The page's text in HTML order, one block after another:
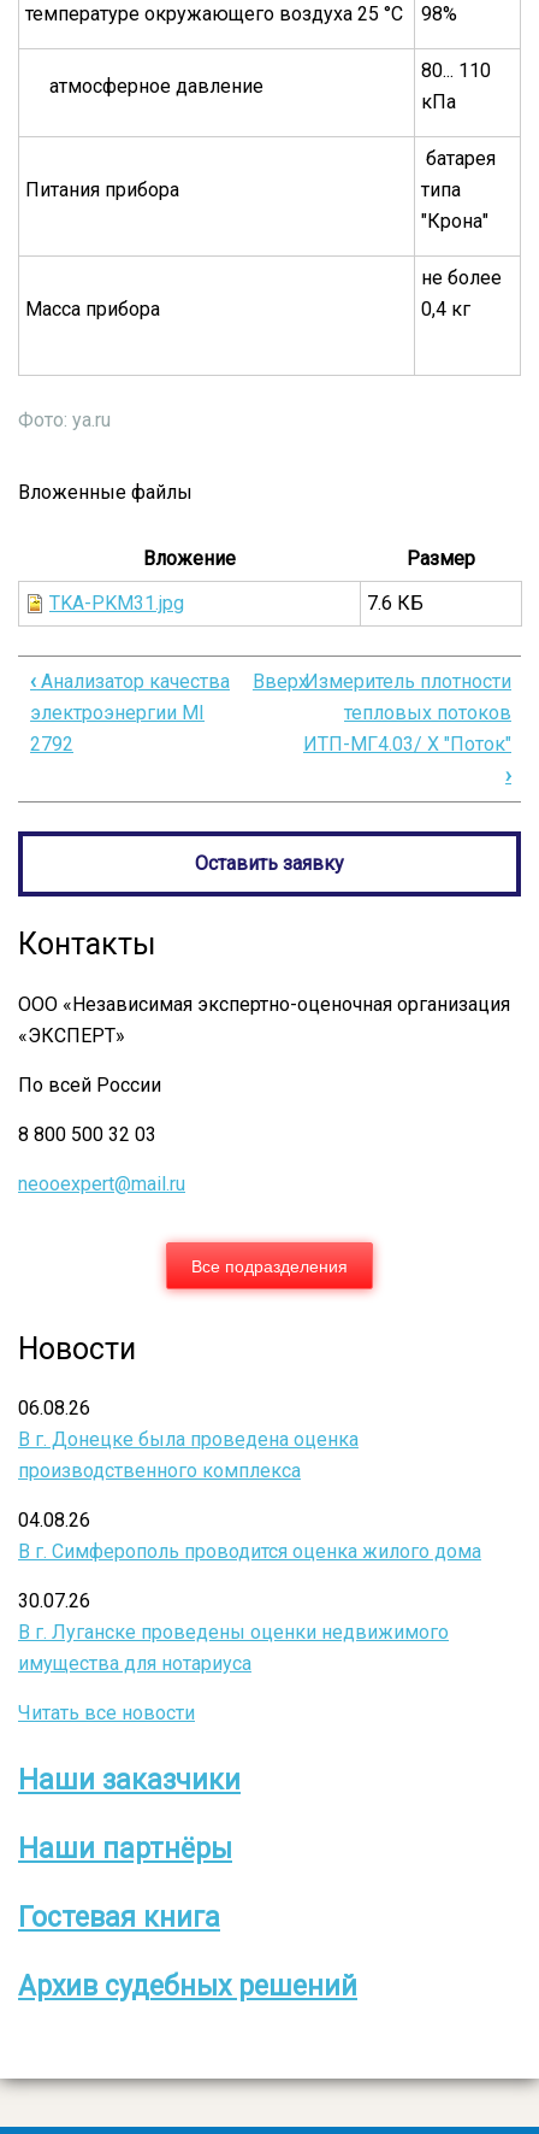
температуре окружающего воздуха 25 °С
98%
атмосферное давление
80... 110
кПа
Питания прибора
батарея
типа
"Крона"
Масса прибора
не более
0,4 кг
Фото: ya.ru
Вложенные файлы
Вложение
Размер
TKA-PKM31.jpg
7.6 КБ
Перекрёстные
ссылки
для
ТКА-
ПКМ(31)
‹ Анализатор качества
электроэнергии MI
2792
ВверхИзмеритель плотности
тепловых потоков
ИТП-МГ4.03/ X "Поток"
›
Оставить заявку
Контакты
ООО «Независимая экспертно-оценочная организация
«ЭКСПЕРТ»
По всей России
8 800 500 32 03
neooexpert@mail.ru
Все подразделения
Новости
06.08.26
В г. Донецке была проведена оценка
производственного комплекса
04.08.26
В г. Симферополь проводится оценка жилого дома
30.07.26
В г. Луганске проведены оценки недвижимого
имущества для нотариуса
Читать все новости
Боковое
меню
Наши заказчики
Наши партнёры
Гостевая книга
Архив судебных решений